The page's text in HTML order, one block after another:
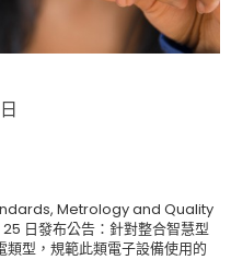
Metrology and Quality
日發布公告：針對整合智慧型
型，規範此類電子設備使用的